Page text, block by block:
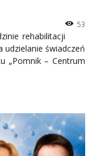
53
rehabilitacji
udzielanie świadczeń
„Pomnik – Centrum